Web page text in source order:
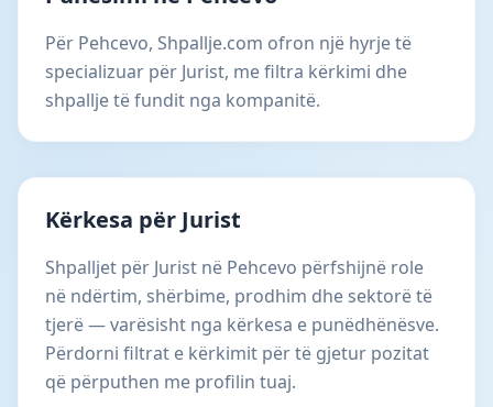
Për Pehcevo, Shpallje.com ofron një hyrje të
specializuar për Jurist, me filtra kërkimi dhe
shpallje të fundit nga kompanitë.
Kërkesa për Jurist
Shpalljet për Jurist në Pehcevo përfshijnë role
në ndërtim, shërbime, prodhim dhe sektorë të
tjerë — varësisht nga kërkesa e punëdhënësve.
Përdorni filtrat e kërkimit për të gjetur pozitat
që përputhen me profilin tuaj.